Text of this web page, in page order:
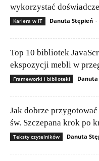
wykorzystać
Kariera w IT Danuta Stępień -
Top 10 bibliotek
ekspozycji mebli w
Frameworki i biblioteki
Jak dobrze
św. Szczepana krok po
Teksty czytelników Danuta